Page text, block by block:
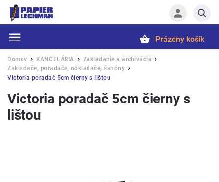
Hľadať
Prázdny košík
Domov / KANCELÁRIA / Zakladanie a archivácia /
Zakladače, poradače, odkladače, šanóny /
Victoria poradač 5cm čierny s lištou
Victoria poradač 5cm čierny s
lištou